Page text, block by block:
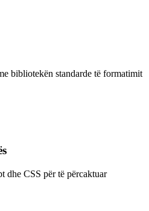
bibliotekën standarde të formatimit
dhe CSS për të përcaktuar